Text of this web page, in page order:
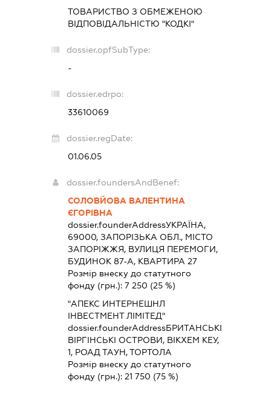
ТОВАРИСТВО З ОБМЕЖЕНОЮ
ВІДПОВІДАЛЬНІСТЮ "КОДКІ"
dossier.opfSubType:
-
dossier.edrpo:
33610069
dossier.regDate:
01.06.05
dossier.foundersAndBenef:
СОЛОВЙОВА ВАЛЕНТИНА
ЄГОРІВНА
dossier.founderAddressУКРАЇНА,
69000, ЗАПОРІЗЬКА ОБЛ., МІСТО
ЗАПОРІЖЖЯ, ВУЛИЦЯ ПЕРЕМОГИ,
БУДИНОК 87-А, КВАРТИРА 27
Розмір внеску до статутного
фонду (грн.):7 250 (25 %)
"АПЕКС ИНТЕРНЕШНЛ
ІНВЕСТМЕНТ ЛІМІТЕД"
dossier.founderAddressБРИТАНСЬКІ
ВІРГІНСЬКІ ОСТРОВИ, ВІКХЕМ КЕУ,
1, РОАД ТАУН, ТОРТОЛА
Розмір внеску до статутного
фонду (грн.):21 750 (75 %)